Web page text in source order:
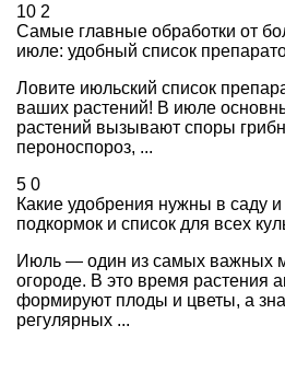
10 2
Самые главные обработки от
июле: удобный список
Ловите июльский список
ваших растений! В июле
растений вызывают споры
пероноспороз, ...
5 0
Какие удобрения нужны в саду
подкормок и список для всех
Июль — один из самых важных
огороде. В это время растения
формируют плоды и цветы, а
регулярных ...